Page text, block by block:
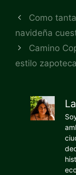
Como
navideña
Camino
estilo zapoteca